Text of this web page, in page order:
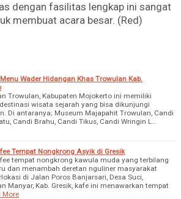
dengan fasilitas lengkap ini sangat
membuat acara besar. (Red)
Wader Hidangan Khas Trowulan Kab.
Trowulan, Kabupaten Mojokerto ini memiliki
destinasi wisata sejarah yang bisa dikunjungi
Di antaranya; Museum Majapahit Trowulan, Candi
Candi Brahu, Candi Tikus, Candi Wringin L…
Tempat Nongkrong Asyik di Gresik
tempat nongkrong kawula muda yang terbilang
dan menambah deretan nguliner masyarakat
di Jalan Poros Banjarsari, Desa Suci,
Manyar, Kab. Gresik, kafe ini menawarkan tempat
More